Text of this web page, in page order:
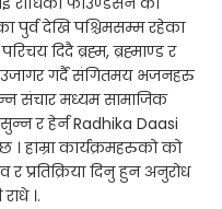
पुर्व देखि पश्चिमसम्म रहेका
दिदै ब्रह्म, ब्रह्माण्ड र
उजागर गर्दै संगितमय भजनहरु
संचार मध्यम सामाजिक
र हेर्न Radhika Daasi
हाम्रा कार्यक्रमहरुको को
प्रतिक्रिया दिनु हुन अनुरोध
।.